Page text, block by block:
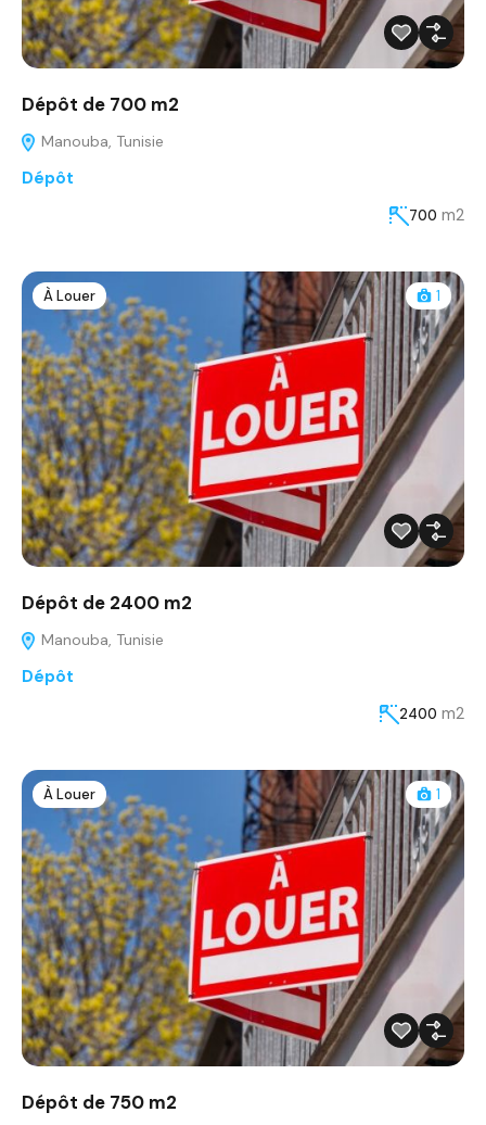
Dépôt de 700 m2
Manouba, Tunisie
Dépôt
700 m2
À Louer 1
Dépôt de 2400 m2
Manouba, Tunisie
Dépôt
2400 m2
À Louer 1
Dépôt de 750 m2